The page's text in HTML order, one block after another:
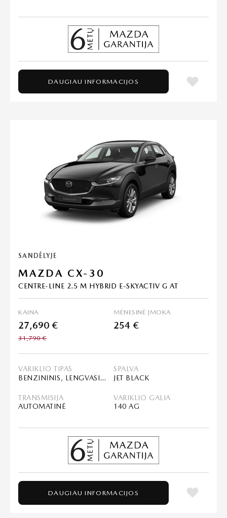
DAUGIAU INFORMACIJOS
SANDĖLYJE
MAZDA CX-30
CENTRE-LINE 2.5 M HYBRID E-SKYACTIV G AT
KAINA
27,690 €
31,790 €
MĖNESINĖ ĮMOKA
254 €
VARIKLIO TIPAS
BENZININIS, LENGVASIS HIBRIDAS (MHEV)
SPALVA
JET BLACK
TRANSMISIJA
AUTOMATINĖ
VARIKLIO GALIA
140 AG
DAUGIAU INFORMACIJOS